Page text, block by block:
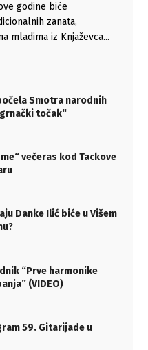
godine biće
zanata,
mladima iz Knjaževca...
Smotra narodnih
točak“
večeras kod Tackove
Danke Ilić biće u Višem
“Prve harmonike
(VIDEO)
59. Gitarijade u